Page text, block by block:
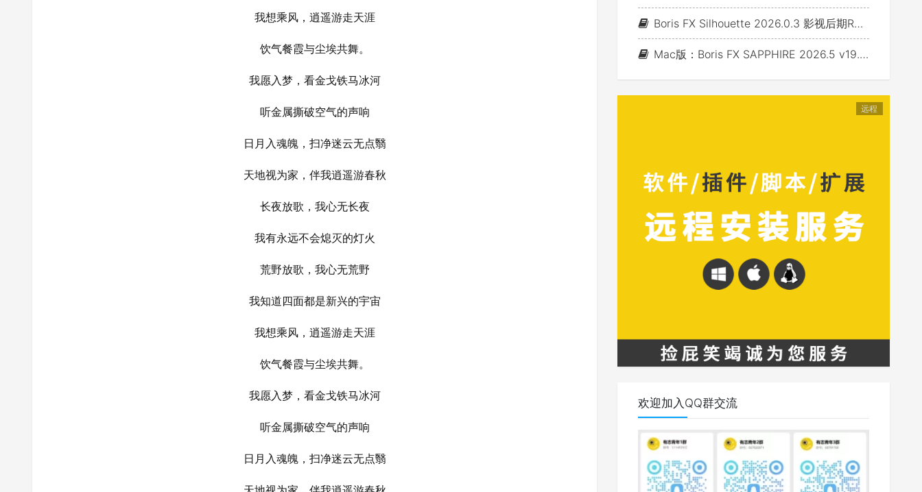
我想乘风，逍遥游走天涯
饮气餐霞与尘埃共舞。
我愿入梦，看金戈铁马冰河
听金属撕破空气的声响
日月入魂魄，扫净迷云无点翳
天地视为家，伴我逍遥游春秋
长夜放歌，我心无长夜
我有永远不会熄灭的灯火
荒野放歌，我心无荒野
我知道四面都是新兴的宇宙
我想乘风，逍遥游走天涯
饮气餐霞与尘埃共舞。
我愿入梦，看金戈铁马冰河
听金属撕破空气的声响
日月入魂魄，扫净迷云无点翳
Boris FX Silhouette 2026.0.3 影视后期Roto抠像Paint视效合成软件+Adobe/OFX插件 (Win&Mac&Linux)
Mac版：Boris FX SAPPHIRE 2026.5 v19.5 蓝宝石视效插件_For AE/PR/Avid/OFX(Nuke/Resolve/Fusion等)
远程
欢迎加入QQ群交流